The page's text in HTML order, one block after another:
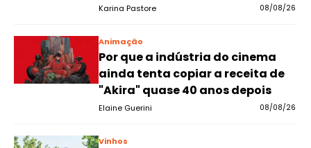
Karina Pastore 08/08/26
Animação
Por que a indústria do cinema
ainda tenta copiar a receita de
"Akira" quase 40 anos depois
Elaine Guerini 08/08/26
Vinhos